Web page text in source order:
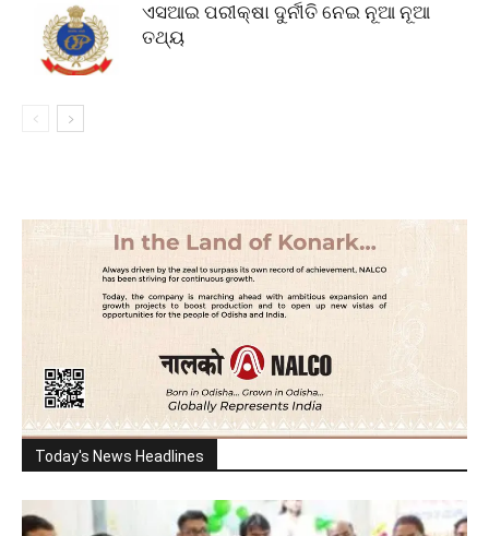
ଏସଆଇ ପରୀକ୍ଷା ଦୁର୍ନୀତି ନେଇ ନୂଆ ନୂଆ
ତଥ୍ୟ
Today's News Headlines